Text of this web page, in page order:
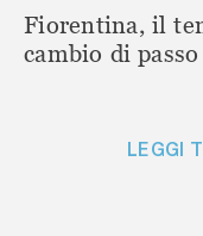
Fiorentina, il
cambio di passo
LEGGI